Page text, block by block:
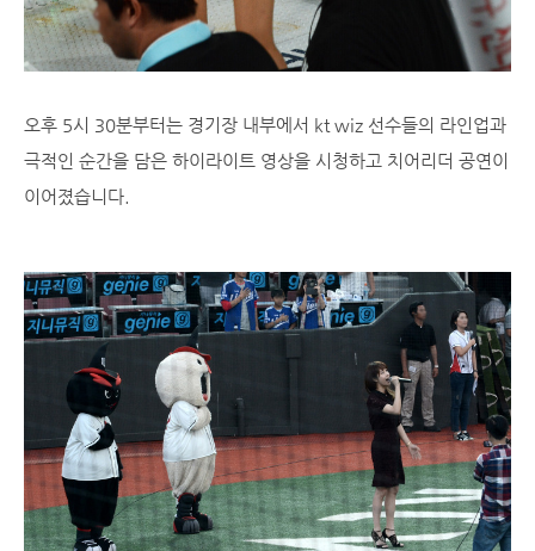
오후 5시 30분부터는 경기장 내부에서 kt wiz 선수들의 라인업과
극적인 순간을 담은 하이라이트 영상을 시청하고 치어리더 공연이
이어졌습니다.